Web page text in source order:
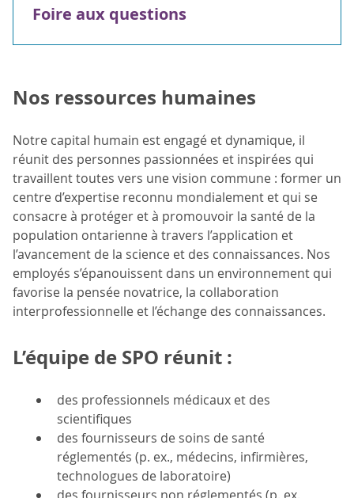
Foire aux questions
Nos ressources humaines
Notre capital humain est engagé et dynamique, il
réunit des personnes passionnées et inspirées qui
travaillent toutes vers une vision commune : former un
centre d’expertise reconnu mondialement et qui se
consacre à protéger et à promouvoir la santé de la
population ontarienne à travers l’application et
l’avancement de la science et des connaissances. Nos
employés s’épanouissent dans un environnement qui
favorise la pensée novatrice, la collaboration
interprofessionnelle et l’échange des connaissances.
L’équipe de SPO réunit :
des professionnels médicaux et des
scientifiques
des fournisseurs de soins de santé
réglementés (p. ex., médecins, infirmières,
technologues de laboratoire)